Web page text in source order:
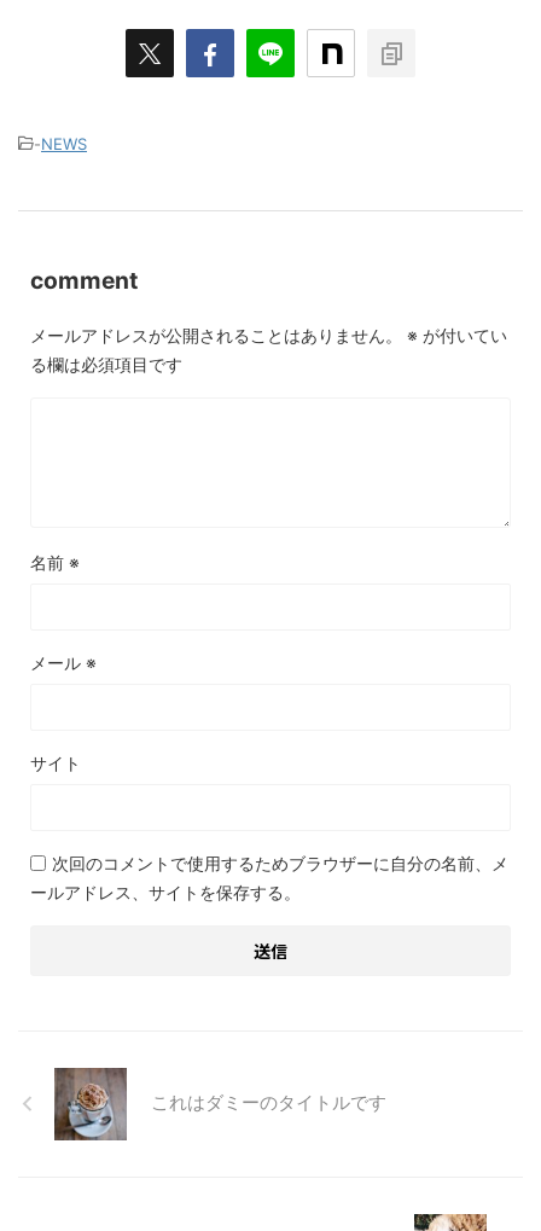
-NEWS
comment
メールアドレスが公開されることはありません。 ※ が付いてい
る欄は必須項目です
名前 ※
メール ※
サイト
次回のコメントで使用するためブラウザーに自分の名前、メ
ールアドレス、サイトを保存する。
これはダミーのタイトルです